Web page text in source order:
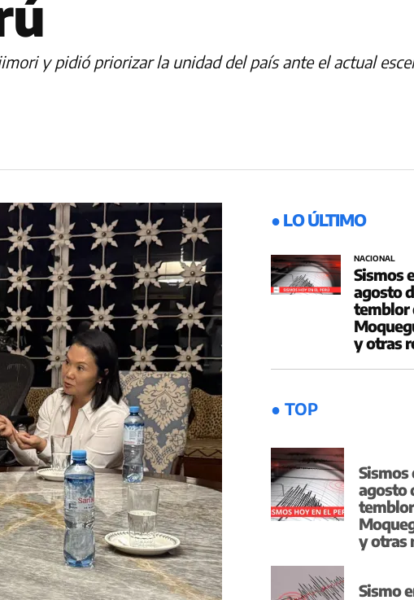
y pidió priorizar la unidad del país ante el actual
● LO ÚLTIMO
NACIONAL
Sismos
agosto
temblor
y otras
● TOP
Sismos
agosto
y otras
Sismo